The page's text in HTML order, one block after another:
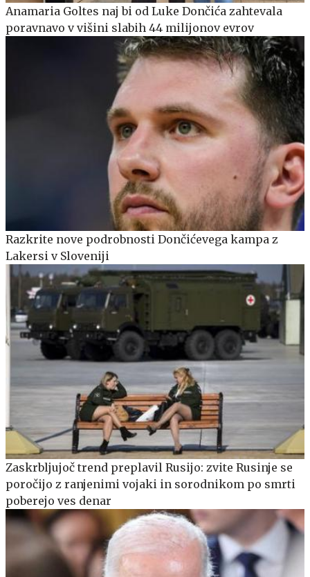
Anamaria Goltes naj bi od Luke Dončića zahtevala
poravnavo v višini slabih 44 milijonov evrov
Razkrite nove podrobnosti Dončićevega kampa z
Lakersi v Sloveniji
Zaskrbljujoč trend preplavil Rusijo: zvite Rusinje se
poročijo z ranjenimi vojaki in sorodnikom po smrti
poberejo ves denar